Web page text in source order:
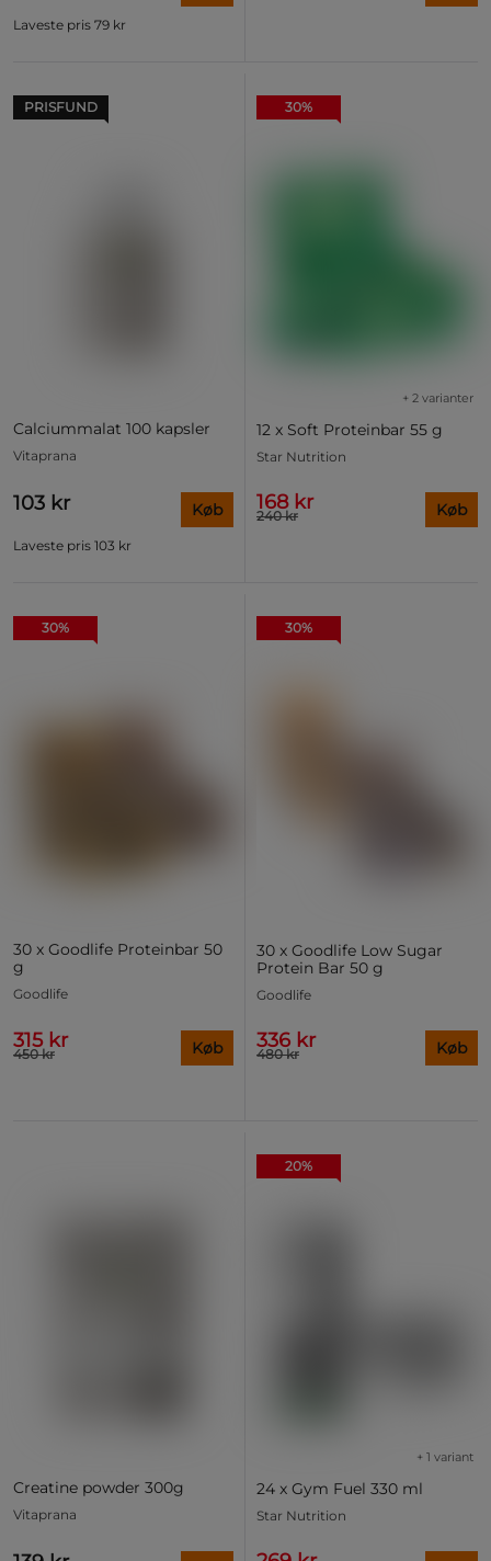
Laveste pris 79 kr
PRISFUND
Calciummalat 100 kapsler
Vitaprana
103 kr
Laveste pris 103 kr
Køb
30%
12 x Soft Proteinbar 55 g
+ 2 varianter
Star Nutrition
168 kr
240 kr Køb
30%
30 x Goodlife Proteinbar 50
g
Goodlife
315 kr
450 kr Køb
30%
30 x Goodlife Low Sugar
Protein Bar 50 g
Goodlife
336 kr
480 kr Køb
Creatine powder 300g
Vitaprana
20%
24 x Gym Fuel 330 ml
+ 1 variant
Star Nutrition